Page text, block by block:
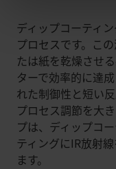
ディップコーティ
プロセスです。こ
たは紙を乾燥させ
ターで効率的に達
れた制御性と短い
プロセス調節を大
プは、ディップコ
ティングにIR放射
ます。